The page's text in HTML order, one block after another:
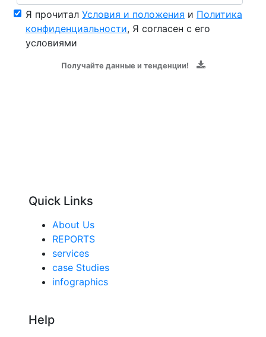
Я прочитал Условия и положения и Политика
конфиденциальности, Я согласен с его
условиями
Получайте данные и тенденции!
Quick Links
About Us
REPORTS
services
case Studies
infographics
Help